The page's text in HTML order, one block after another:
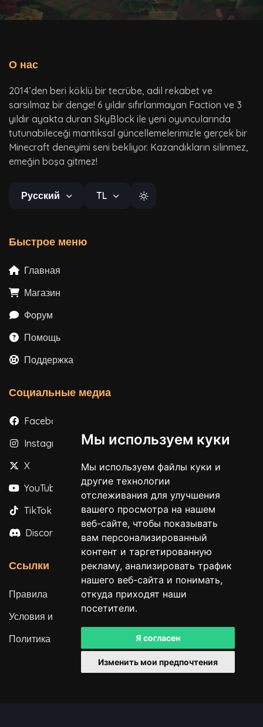
Мы используем куки
Мы используем файлы куки и
другие технологии
отслеживания для улучшения
вашего просмотра на нашем
веб-сайте, чтобы показывать
вам персонализированный
контент и таргетированную
рекламу, анализировать трафик
нашего веб-сайта и понимать,
откуда приходят наши
посетители.
Я согласен
Изменить мои предпочтения
О нас
2014’den beri köklü bir tecrübe, adil rekabet ve
sarsılmaz bir denge! 6 yıldır sıfırlanmayan Faction ve 3
yıldır ayakta duran SkyBlock ile yeni oyuncularında
tutunabileceği mantıksal güncellemelerimizle gerçek bir
Minecraft deneyimi seni bekliyor. Kazandıkların silinmez,
emeğin boşa gitmez!
Русский TL
Быстрое меню
Главная
Магазин
Форум
Помощь
Поддержка
Социальные медиа
Facebook
Instagram
X
YouTube
TikTok
Discord
Ссылки
Правила
Условия использования
Политика конфиденциальности